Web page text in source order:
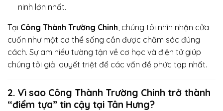
ninh lớn nhất.
Tại Công Thành Trường Chinh , chúng tôi nhìn nhận cửa
cuốn như một cơ thể sống cần được chăm sóc đúng
cách. Sự am hiểu tường tận về cơ học và điện tử giúp
chúng tôi giải quyết triệt để các vấn đề phức tạp nhất.
2. Vì sao Công Thành Trường Chinh trở thành
“điểm tựa” tin cậy tại Tân Hưng?